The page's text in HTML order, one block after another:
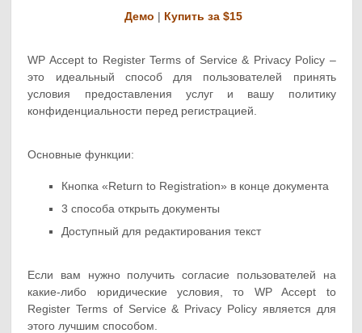
Демо | Купить за $15
WP Accept to Register Terms of Service & Privacy Policy –
это идеальный способ для пользователей принять
условия предоставления услуг и вашу политику
конфиденциальности перед регистрацией.
Основные функции:
Кнопка «Return to Registration» в конце документа
3 способа открыть документы
Доступный для редактирования текст
Если вам нужно получить согласие пользователей на
какие-либо юридические условия, то WP Accept to
Register Terms of Service & Privacy Policy является для
этого лучшим способом.